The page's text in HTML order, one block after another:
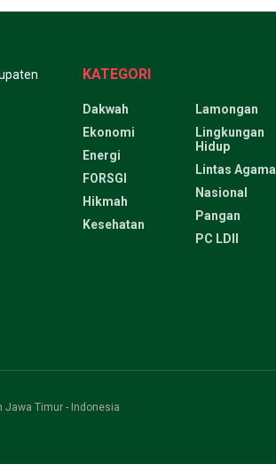
KATEGORI
Dakwah
Ekonomi
Energi
FORSGI
Hikmah
Kesehatan
Lamongan
Lingkungan
Hidup
Lintas Agama
Nasional
Pangan
PC LDII
Jawa Timur - Indonesia